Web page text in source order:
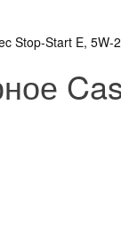
Stop-Start E, 5W-